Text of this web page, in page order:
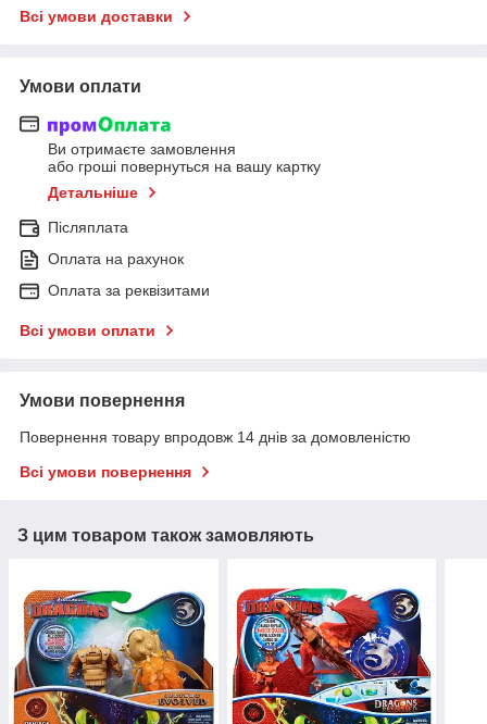
Всі умови доставки
Умови оплати
Ви отримаєте замовлення
або гроші повернуться на вашу картку
Детальніше
Післяплата
Оплата на рахунок
Оплата за реквізитами
Всі умови оплати
Умови повернення
Повернення товару впродовж 14 днів за домовленістю
Всі умови повернення
З цим товаром також замовляють